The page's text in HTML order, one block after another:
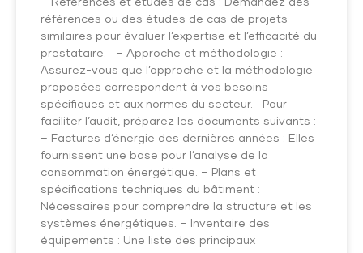
références ou des études de cas de projets
similaires pour évaluer l’expertise et l’efficacité du
prestataire. – Approche et méthodologie :
Assurez-vous que l’approche et la méthodologie
proposées correspondent à vos besoins
spécifiques et aux normes du secteur. Pour
faciliter l’audit, préparez les documents suivants :
– Factures d’énergie des dernières années : Elles
fournissent une base pour l’analyse de la
consommation énergétique. – Plans et
spécifications techniques du bâtiment :
Nécessaires pour comprendre la structure et les
systèmes énergétiques. – Inventaire des
équipements : Une liste des principaux